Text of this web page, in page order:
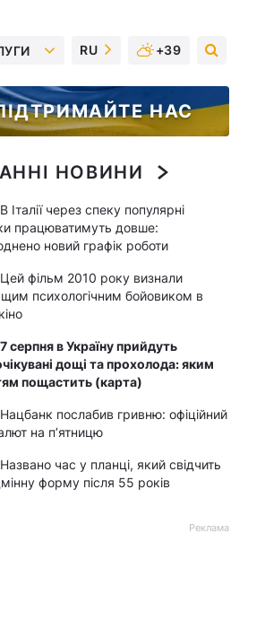
RU +39
НАС
НОВИНИ
В Італії через спеку популярні
працюватимуть довше:
новий графік роботи
Цей фільм 2010 року визнали
психологічним бойовиком в
7 серпня в Україну прийдуть
дощі та прохолода: яким
пощастить (карта)
Нацбанк послабив гривню: офіційний
на п’ятницю
Названо час у планці, який свідчить
форму після 55 років
Реклама